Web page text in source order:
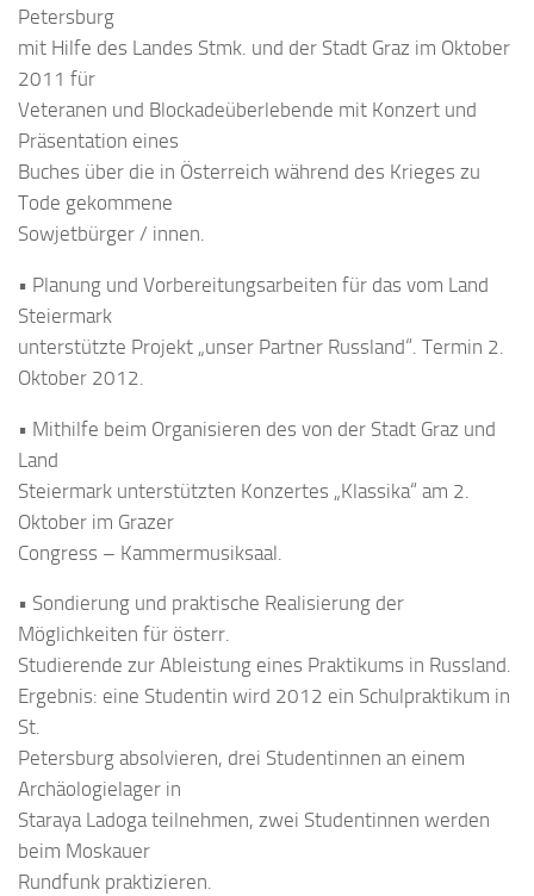
Petersburg
mit Hilfe des Landes Stmk. und der Stadt Graz im Oktober
2011 für
Veteranen und Blockadeüberlebende mit Konzert und
Präsentation eines
Buches über die in Österreich während des Krieges zu
Tode gekommene
Sowjetbürger / innen.
• Planung und Vorbereitungsarbeiten für das vom Land
Steiermark
unterstützte Projekt „unser Partner Russland“. Termin 2.
Oktober 2012.
• Mithilfe beim Organisieren des von der Stadt Graz und
Land
Steiermark unterstützten Konzertes „Klassika“ am 2.
Oktober im Grazer
Congress – Kammermusiksaal.
• Sondierung und praktische Realisierung der
Möglichkeiten für österr.
Studierende zur Ableistung eines Praktikums in Russland.
Ergebnis: eine Studentin wird 2012 ein Schulpraktikum in
St.
Petersburg absolvieren, drei Studentinnen an einem
Archäologielager in
Staraya Ladoga teilnehmen, zwei Studentinnen werden
beim Moskauer
Rundfunk praktizieren.